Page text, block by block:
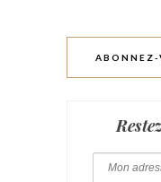
ABONNEZ-